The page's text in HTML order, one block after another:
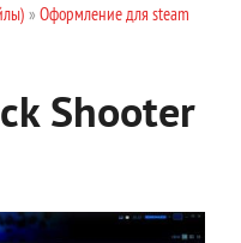
» Оформление для steam
Shooter